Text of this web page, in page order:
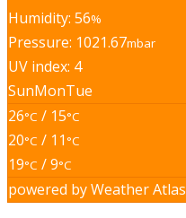
Humidity: 56%
Pressure: 1021.67mbar
UV index: 4
SunMonTue
26°C / 15°C
20°C / 11 °C
19°C / 9°C
powered byWeather Atlas